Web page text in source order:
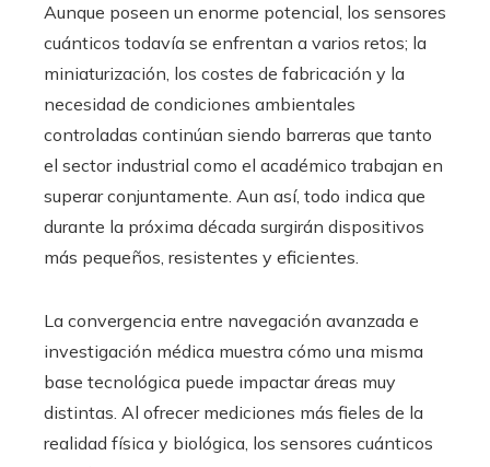
Aunque poseen un enorme potencial, los sensores
cuánticos todavía se enfrentan a varios retos; la
miniaturización, los costes de fabricación y la
necesidad de condiciones ambientales
controladas continúan siendo barreras que tanto
el sector industrial como el académico trabajan en
superar conjuntamente. Aun así, todo indica que
durante la próxima década surgirán dispositivos
más pequeños, resistentes y eficientes.
La convergencia entre navegación avanzada e
investigación médica muestra cómo una misma
base tecnológica puede impactar áreas muy
distintas. Al ofrecer mediciones más fieles de la
realidad física y biológica, los sensores cuánticos